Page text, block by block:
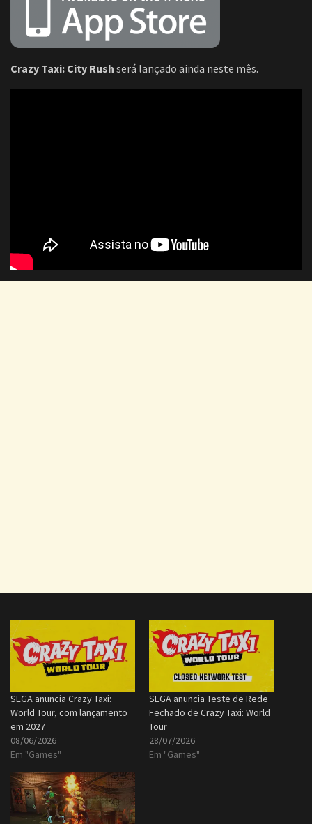
Crazy Taxi: City Rush será lançado ainda neste mês.
SEGA anuncia Crazy Taxi:
World Tour, com lançamento
em 2027
08/06/2026
Em "Games"
SEGA anuncia Teste de Rede
Fechado de Crazy Taxi: World
Tour
28/07/2026
Em "Games"